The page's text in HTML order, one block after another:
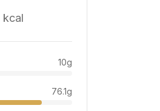
kcal
10g
76.1g